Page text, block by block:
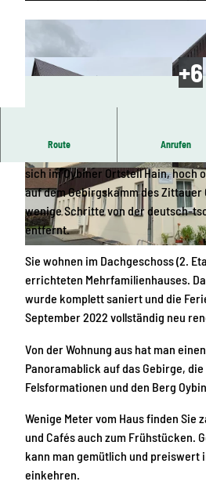
H
s
H
a
u
s
n
g
L
a
g
e
m
g
Route Anrufen
sich im Oybiner Ortsteil Hain, hoch
auf dem Gebirgskamm des Zittauer
wenige Schritte von der deutsch-
entfernt.
Sie wohnen im Dachgeschoss (2.
errichteten Mehrfamilienhauses.
wurde komplett saniert und die
September 2022 vollständig neu
Von der Wohnung aus hat man
Panoramablick auf das Gebirge,
Felsformationen und den Berg
Wenige Meter vom Haus finden Sie
und Cafés auch zum Frühstücken.
kann man gemütlich und preiswert
einkehren.